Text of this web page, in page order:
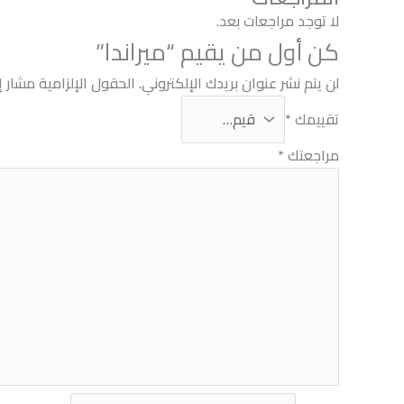
لا توجد مراجعات بعد.
كن أول من يقيم “ميراندا”
لن يتم نشر عنوان بريدك الإلكتروني. الحقول الإلزامية مشار
تقييمك*
مراجعتك*